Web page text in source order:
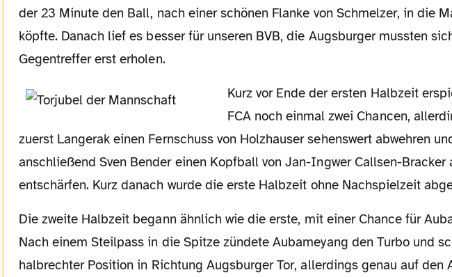
der 23 Minute den Ball, nach einer schönen Flanke von Schmelzer, in die
köpfte. Danach lief es besser für unseren BVB, die Augsburger mussten
Gegentreffer erst erholen.
Kurz vor Ende der ersten Halbzeit erspielte sich der
FCA noch einmal zwei Chancen,
zuerst Langerak einen Fernschuss von Holzhauser sehenswert abwehren
anschließend Sven Bender einen Kopfball von Jan-Ingwer Callsen-Bracker
entschärfen. Kurz danach wurde die erste Halbzeit ohne Nachspielzeit
Die zweite Halbzeit begann ähnlich wie die erste, mit einer Chance für Aubameyang.
Nach einem Steilpass in die Spitze zündete Aubameyang den Turbo und
halbrechter Position in Richtung Augsburger Tor, allerdings genau auf den